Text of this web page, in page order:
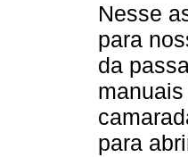
Nesse
para
da
para